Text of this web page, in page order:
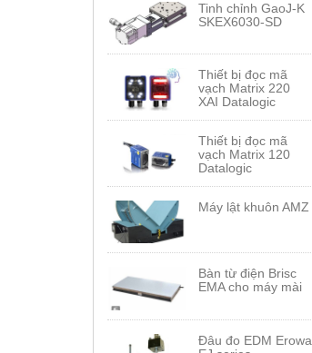
Tinh chỉnh GaoJ-K
SKEX6030-SD
Thiết bị đọc mã
vạch Matrix 220
XAI Datalogic
Thiết bị đọc mã
vạch Matrix 120
Datalogic
Máy lật khuôn AMZ
Bàn từ điện Brisc
EMA cho máy mài
Đâu đo EDM Erowa